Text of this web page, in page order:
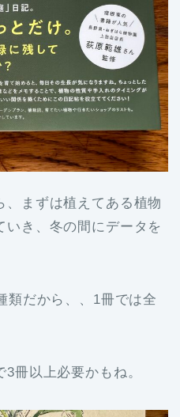
、まずは植えてある植物
いき、冬の間にデータを
だから、、1冊では全
冊以上必要かもね。